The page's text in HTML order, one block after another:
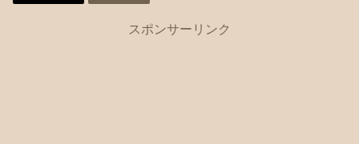
スポンサーリンク